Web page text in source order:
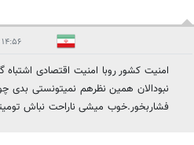
۱۴:۵۶ - ۱۴۰۲/۰۹/۰۸
امنیت کشور روبا امنیت اقتصادی
نبودالان همین نظرهم نمیتونستی بدی
فشاربخور.خوب میشی ناراحت نباش